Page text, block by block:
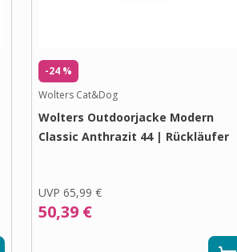
-24 %
Wolters Cat&Dog
Wolters Outdoorjacke Modern
Classic Anthrazit 44 | Rückläufer
UVP 65,99 €
50,39 €